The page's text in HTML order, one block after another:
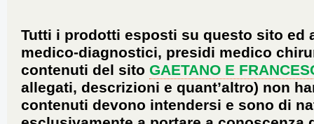
Tutti i prodotti esposti su questo sito
medico-diagnostici, presidi medico
contenuti del sito GAETANO E
allegati, descrizioni e quant’altro) non
contenuti devono intendersi e sono di